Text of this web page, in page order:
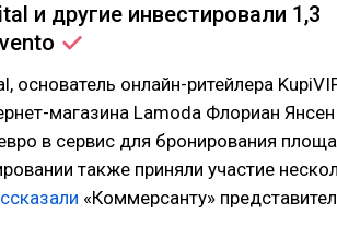
и другие инвестировали 1,3
основатель онлайн-ритейлера
магазина Lamoda Флориан
в сервис для бронирования
также приняли участие
«Коммерсанту»